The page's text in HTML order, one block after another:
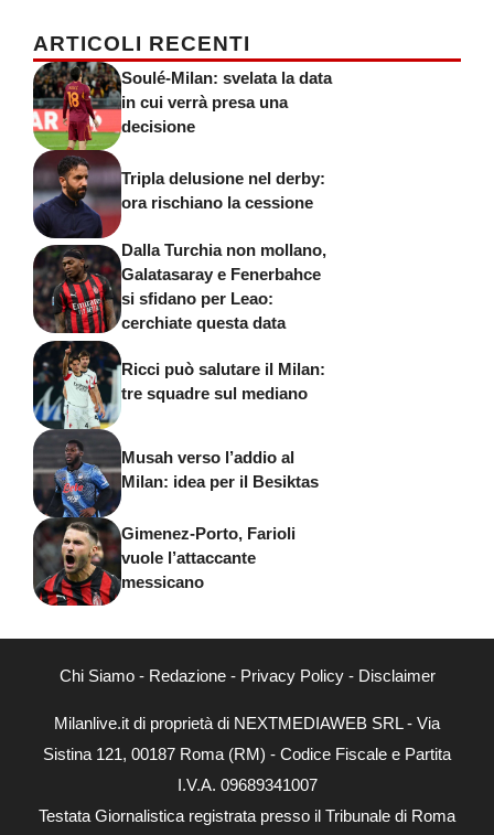
ARTICOLI RECENTI
Soulé-Milan: svelata la data
in cui verrà presa una
decisione
Tripla delusione nel derby:
ora rischiano la cessione
Dalla Turchia non mollano,
Galatasaray e Fenerbahce
si sfidano per Leao:
cerchiate questa data
Ricci può salutare il Milan:
tre squadre sul mediano
Musah verso l’addio al
Milan: idea per il Besiktas
Gimenez-Porto, Farioli
vuole l’attaccante
messicano
Chi Siamo- Redazione- Privacy Policy- Disclaimer
Milanlive.it di proprietà di NEXTMEDIAWEB SRL - Via
Sistina 121, 00187 Roma (RM) - Codice Fiscale e Partita
I.V.A. 09689341007
Testata Giornalistica registrata presso il Tribunale di Roma